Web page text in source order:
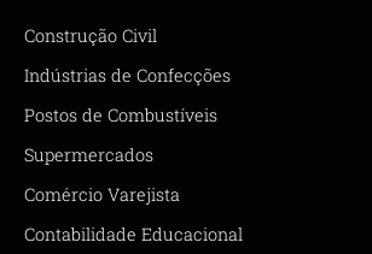
Construção Civil
Indústrias de Confecções
Postos de Combustíveis
Supermercados
Comércio Varejista
Contabilidade Educacional